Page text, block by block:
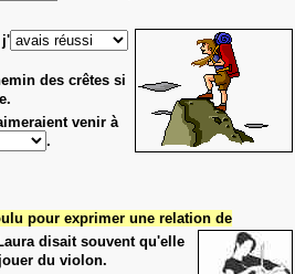
j'
des crêtes si
venir à
.
pour exprimer une relation de
disait souvent qu'elle
du violon.